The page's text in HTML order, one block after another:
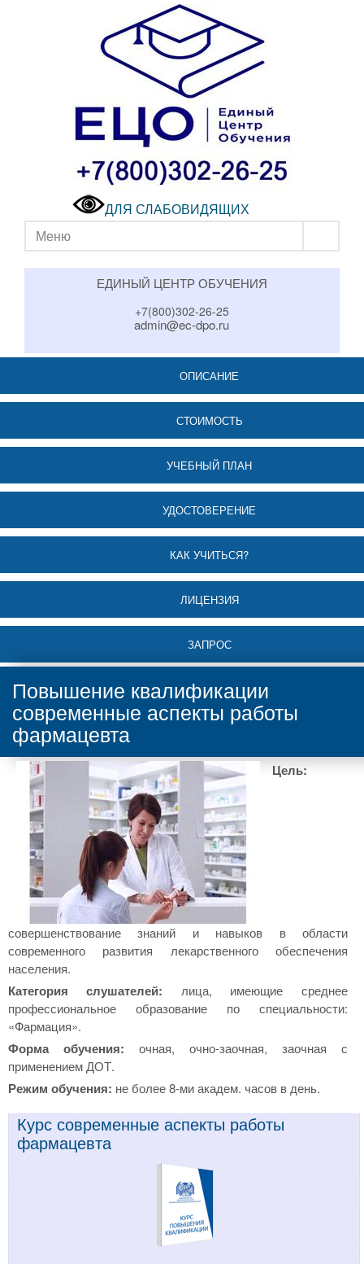
ДЛЯ СЛАБОВИДЯЩИХ
Меню
ЕДИНЫЙ ЦЕНТР ОБУЧЕНИЯ
+7(800)302-26-25
admin@ec-dpo.ru
ОПИСАНИЕ
СТОИМОСТЬ
УЧЕБНЫЙ ПЛАН
УДОСТОВЕРЕНИЕ
КАК УЧИТЬСЯ?
ЛИЦЕНЗИЯ
ЗАПРОС
Повышение квалификации
современные аспекты работы
фармацевта
Цель:
совершенствование знаний и навыков в области
современного развития лекарственного обеспечения
населения.
Категория слушателей: лица, имеющие среднее
профессиональное образование по специальности:
«Фармация».
Форма обучения: очная, очно-заочная, заочная с
применением ДОТ.
Режим обучения: не более 8-ми академ. часов в день.
Курс современные аспекты работы
фармацевта